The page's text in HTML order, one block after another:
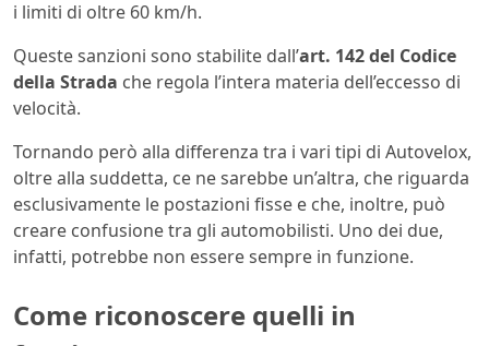
i limiti di oltre 60 km/h.
Queste sanzioni sono stabilite dall’art. 142 del Codice
della Strada che regola l’intera materia dell’eccesso di
velocità.
Tornando però alla differenza tra i vari tipi di Autovelox,
oltre alla suddetta, ce ne sarebbe un’altra, che riguarda
esclusivamente le postazioni fisse e che, inoltre, può
creare confusione tra gli automobilisti. Uno dei due,
infatti, potrebbe non essere sempre in funzione.
Come riconoscere quelli in